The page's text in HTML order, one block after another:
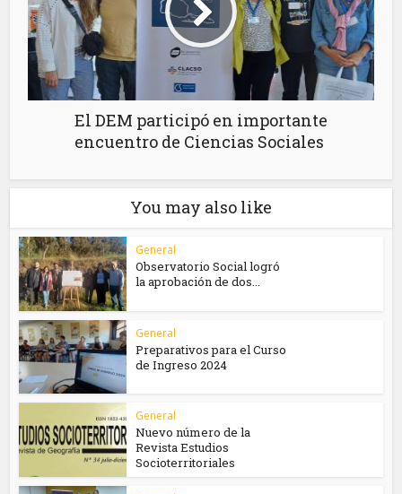
El DEM participó en importante
encuentro de Ciencias Sociales
You may also like
General
Observatorio Social logró
la aprobación de dos...
General
Preparativos para el Curso
de Ingreso 2024
General
Nuevo número de la
Revista Estudios
Socioterritoriales